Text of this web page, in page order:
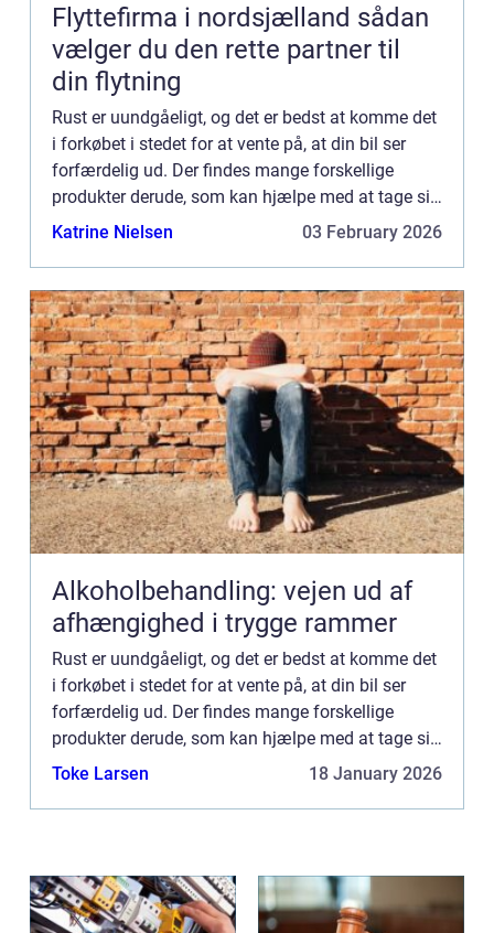
Flyttefirma i nordsjælland sådan
vælger du den rette partner til
din flytning
Rust er uundgåeligt, og det er bedst at komme det
i forkøbet i stedet for at vente på, at din bil ser
forfærdelig ud. Der findes mange forskellige
produkter derude, som kan hjælpe med at tage sig
af eventuelle rustprobl...
Katrine Nielsen 03 February 2026
Alkoholbehandling: vejen ud af
afhængighed i trygge rammer
Rust er uundgåeligt, og det er bedst at komme det
i forkøbet i stedet for at vente på, at din bil ser
forfærdelig ud. Der findes mange forskellige
produkter derude, som kan hjælpe med at tage sig
af eventuelle rustprobl...
Toke Larsen 18 January 2026